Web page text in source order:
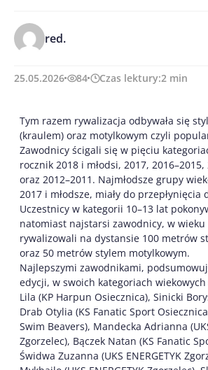
red.
25.05.2026 84 Czas lektury:2 min
Tym razem rywalizacja odbywała się
(kraulem) oraz motylkowym czyli
Zawodnicy ścigali się w pięciu
rocznik 2018 i młodsi, 2017, 2016–2015,
oraz 2012–2011. Najmłodsze grupy
2017 i młodsze, miały do
Uczestnicy w kategorii 10–13 lat
natomiast najstarsi zawodnicy, w wieku
rywalizowali na dystansie 100 metrów
oraz 50 metrów stylem motylkowym.
Najlepszymi zawodnikami,
edycji, w swoich kategoriach
Lila (KP Harpun Osiecznica), Sinicki
Drab Otylia (KS Fanatic Sport
Swim Beavers), Mandecka Adrianna
Zgorzelec), Bączek Natan (KS Fanatic
Świdwa Zuzanna (UKS ENERGETYK